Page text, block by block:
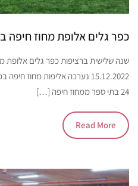
כפר גלים אלופת מחוז חיפה
שנה שלישית ברציפות כפר גלים אלופת
15.12.2022 נערכה אליפות
24 בתי ספר ממחוז חיפה […]
Read More